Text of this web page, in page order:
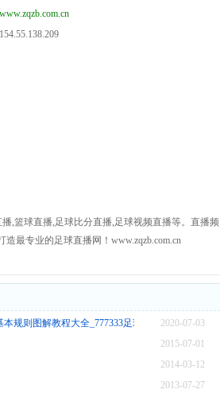
www.zqzb.com.cn
154.55.138.209
,篮球直播,足球比分直播,足球视频直播等。直播频
最专业的足球直播网！www.zqzb.com.cn
2020-07-03
本规则图解教程大全_777333足球赛事
2015-07-01
2014-03-12
2013-07-27